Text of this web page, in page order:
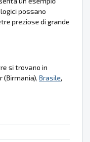
possano
preziose di grande
si trovano in
(Birmania), Brasile,